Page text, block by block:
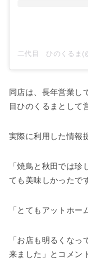
同店は、長年営業し
目ひのくるまとして
実際に利用した情報
「焼鳥と秋田では珍
ても美味しかったで
「とてもアットホー
「お店も明るくな
来ました」とコメン